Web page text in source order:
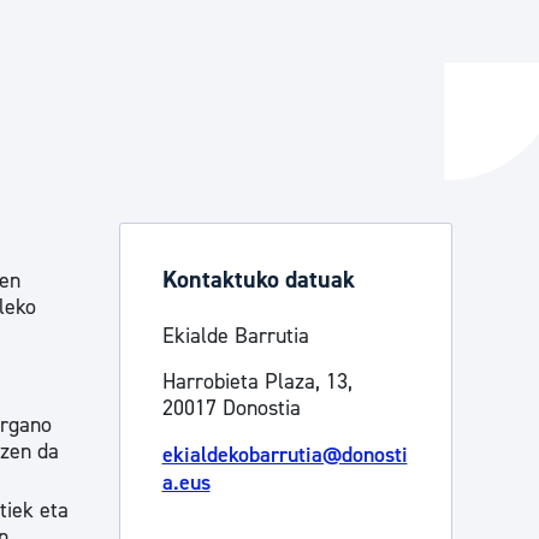
da
eta
Kontaktuko datuak
Ekialde Barrutia
Harrobieta Plaza, 13,
20017 Donostia
ekialdekobarrutia@donosti
a.eus